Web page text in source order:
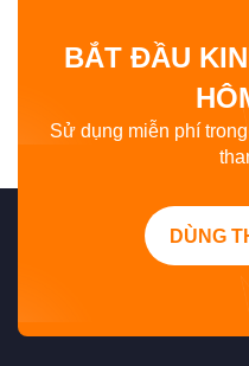
BẮT ĐẦU
Sử dụng miễn phí
DÙNG